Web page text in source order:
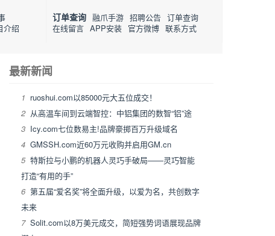
介绍
订单查询 融爪手游 招聘公告 订单查询
在线留言 APP安装 官方微博 联系方式
最新新闻
1 ruoshui.com以85000元大五位成交！
2 从高温车间到云端智控：中铝集团的数智“铝”途
3 Icy.com七位数易主!品牌豪掷百万升级域名
4 GMSSH.com近60万元收购并启用GM.cn
5 特斯拉与小鹏的机器人灵巧手破局——灵巧智能
打造“有用的手”
6 第五届“爱名奖”将全面升级，以爱为名，共创数字
未来
7 Solit.com以8万美元成交，简短强势词语展现品牌